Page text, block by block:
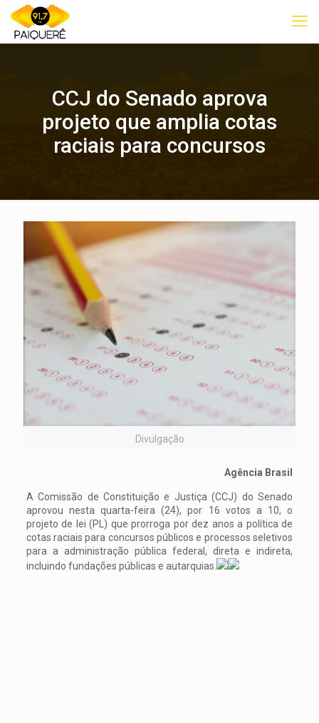
CCJ do Senado aprova
projeto que amplia cotas
raciais para concursos
Divulgação
Agência Brasil
A Comissão de Constituição e Justiça (CCJ) do Senado
aprovou nesta quarta-feira (24), por 16 votos a 10, o
projeto de lei (PL) que prorroga por dez anos a política de
cotas raciais para concursos públicos e processos seletivos
para a administração pública federal, direta e indireta,
incluindo fundações públicas e autarquias.